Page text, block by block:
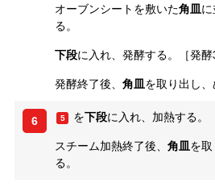
オーブンシートを敷いた角皿
る。
下段に入れ、発酵する。［発
発酵終了後、 角皿を取り出し、
6 5 を下段に入れ、加熱する。
スチーム加熱終了後、 角皿を
る。